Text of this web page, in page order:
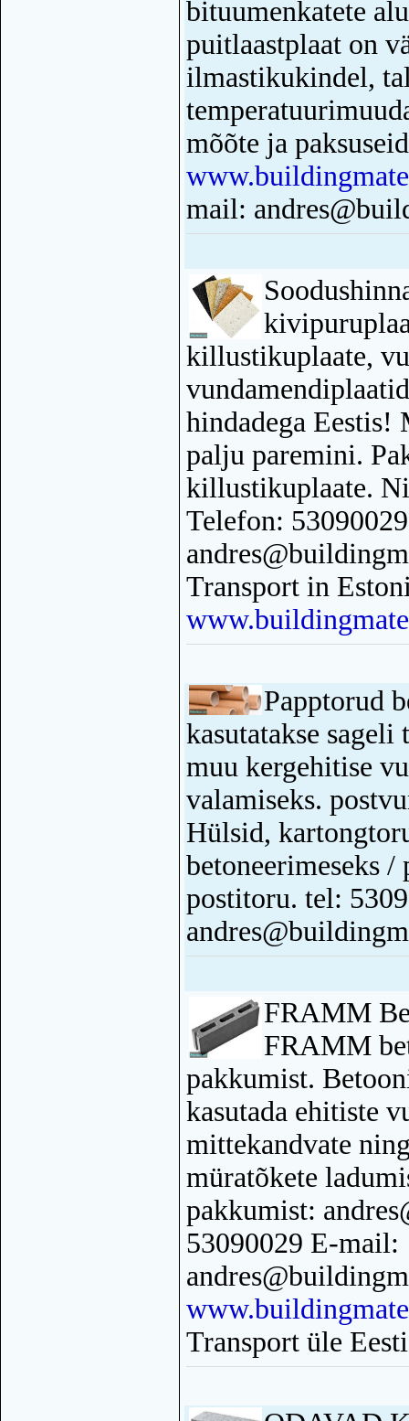
bituumenkatete
puitlaastplaat on
ilmastikukindel,
mõõte ja
mail:
killustikuplaate,
hindadega
palju paremini.
killustikuplaate.
Telefon:
Transport in
Papptorud
kasutatakse
muu kergehitise
valamiseks.
Hülsid,
betoneerimeseks
postitoru. tel:
FRAMM
FRAMM
pakkumist.
kasutada ehitiste
mittekandvate
müratõkete
pakkumist:
53090029 E-mail:
Transport üle Eesti